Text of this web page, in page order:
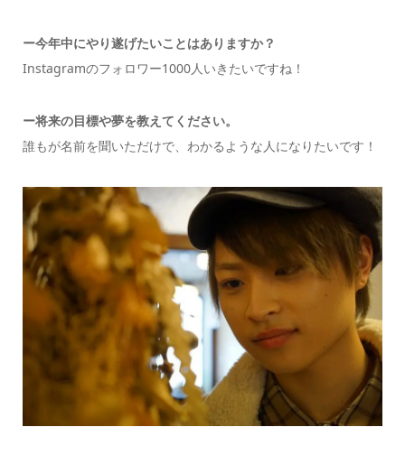
ー今年中にやり遂げたいことはありますか？
Instagramのフォロワー1000人いきたいですね！
ー将来の目標や夢を教えてください。
誰もが名前を聞いただけで、わかるような人になりたいです！